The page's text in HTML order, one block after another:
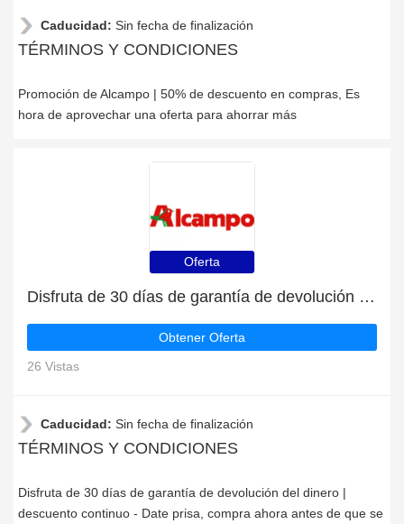
Caducidad: Sin fecha de finalización
TÉRMINOS Y CONDICIONES
Promoción de Alcampo | 50% de descuento en compras, Es
hora de aprovechar una oferta para ahorrar más
Oferta
Disfruta de 30 días de garantía de devolución del dinero | descuento continuo
Obtener Oferta
26 Vistas
Caducidad: Sin fecha de finalización
TÉRMINOS Y CONDICIONES
Disfruta de 30 días de garantía de devolución del dinero |
descuento continuo - Date prisa, compra ahora antes de que se